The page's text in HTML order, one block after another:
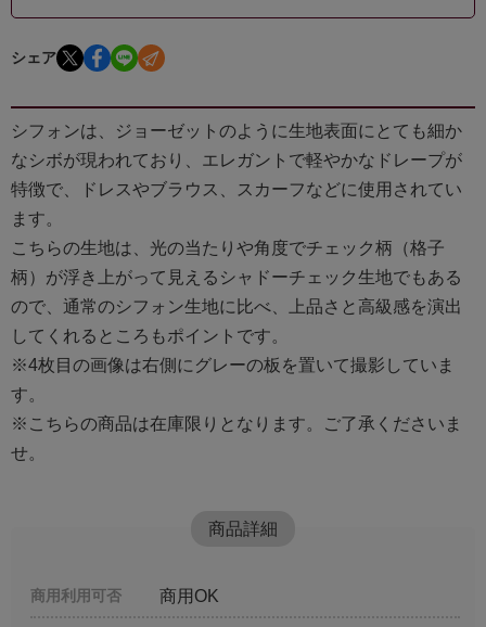
シェア
シフォンは、ジョーゼットのように生地表面にとても細か
なシボが現われており、エレガントで軽やかなドレープが
特徴で、ドレスやブラウス、スカーフなどに使用されてい
ます。
こちらの生地は、光の当たりや角度でチェック柄（格子
柄）が浮き上がって見えるシャドーチェック生地でもある
ので、通常のシフォン生地に比べ、上品さと高級感を演出
してくれるところもポイントです。
※4枚目の画像は右側にグレーの板を置いて撮影していま
す。
※こちらの商品は在庫限りとなります。ご了承くださいま
せ。
商品詳細
商用利用可否 商用OK